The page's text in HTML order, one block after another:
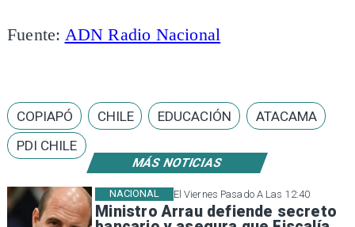
MÁS NOTICIAS
El Viernes Pasado A Las 12:40
Ministro Arrau defiende secreto
NACIONAL
Fuente: ADN Radio Nacional
COPIAPÓ CHILE EDUCACIÓN
ATACAMA
PDI CHILE